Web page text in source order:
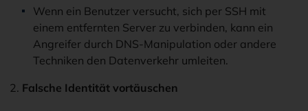
Wenn ein Benutzer versucht, sich per SSH mit
einem entfernten Server zu verbinden, kann ein
Angreifer durch DNS-Manipulation oder andere
Techniken den Datenverkehr umleiten.
Falsche Identität vortäuschen